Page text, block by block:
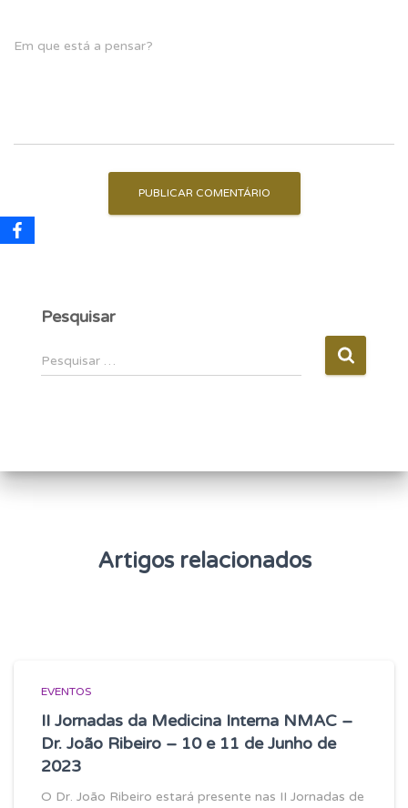
Em que está a pensar?
Pesquisar
e
s
Pesquisar …
Artigos relacionados
EVENTOS
II Jornadas da Medicina Interna NMAC –
Dr. João Ribeiro – 10 e 11 de Junho de
2023
O Dr. João Ribeiro estará presente nas II Jornadas de